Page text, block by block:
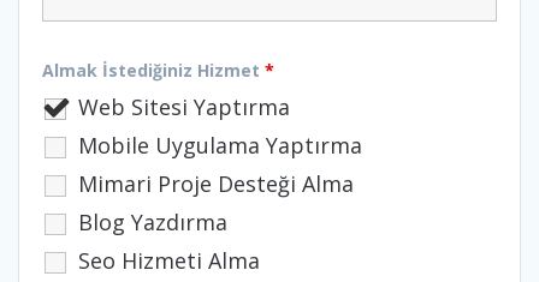
Almak İstediğiniz Hizmet *
Web Sitesi Yaptırma
Mobile Uygulama Yaptırma
Mimari Proje Desteği Alma
Blog Yazdırma
Seo Hizmeti Alma